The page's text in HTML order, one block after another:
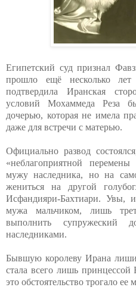
Египетский суд признал
прошло ещё несколько
подтвердила Иранская
условий Мохаммеда Реза
дочерью, которая не имела
даже для встречи с матерью.
Официально развод
«неблагоприятной
мужу наследника, но на
жениться на другой
Исфандияри-Бахтиари. Увы,
мужа мальчиком, лишь
выполнить супружеский
наследниками.
Бывшую королеву Ирана
стала всего лишь принцессой
это обстоятельство трогало ее